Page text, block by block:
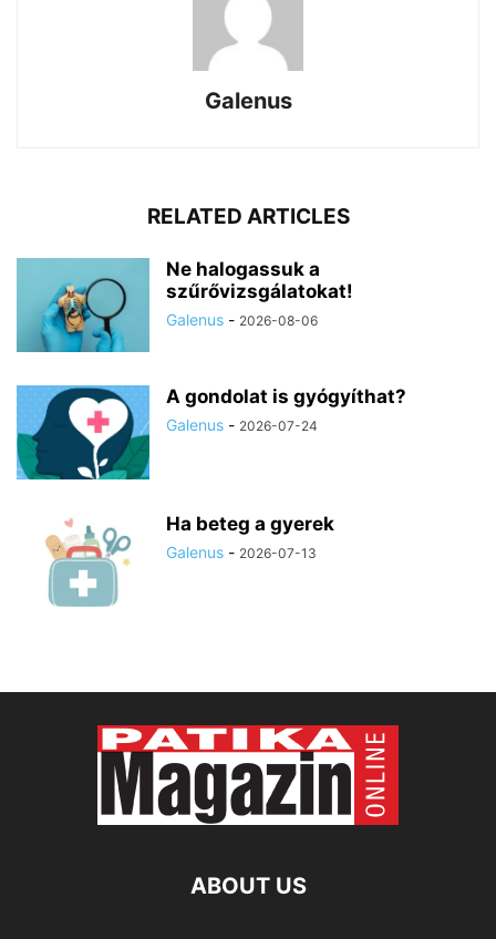
Galenus
RELATED ARTICLES
Ne halogassuk a
szűrővizsgálatokat!
Galenus - 2026-08-06
A gondolat is gyógyíthat?
Galenus - 2026-07-24
Ha beteg a gyerek
Galenus - 2026-07-13
ABOUT US